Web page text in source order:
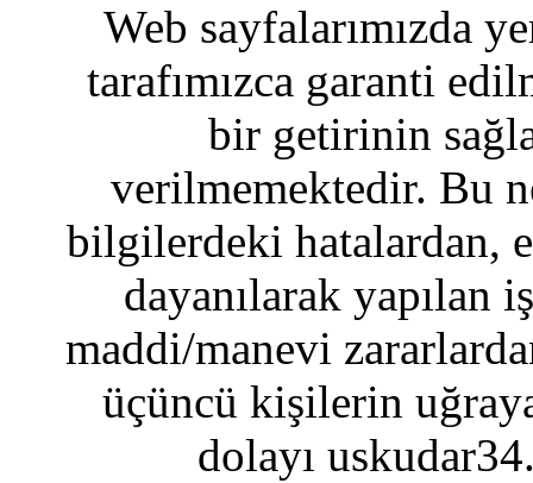
Web sayfalarımızda
tarafımızca garanti
bir getirinin
verilmemektedir. Bu
bilgilerdeki hatalardan,
dayanılarak yapılan
maddi/manevi
üçüncü kişilerin
dolayı